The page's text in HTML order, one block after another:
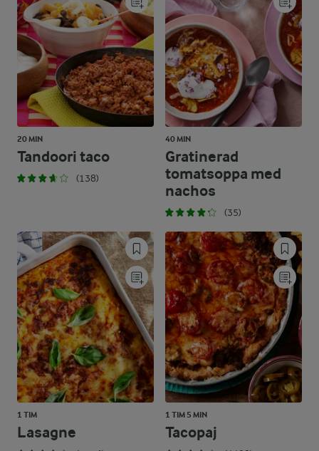
20 MIN
Tandoori taco
(138)
40 MIN
Gratinerad
tomatsoppa med
nachos
(35)
1 TIM
Lasagne
1 TIM 5 MIN
Tacopaj